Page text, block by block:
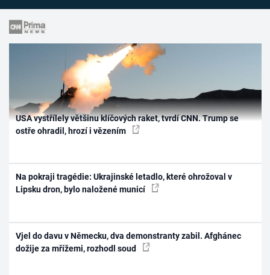
USA vystřílely většinu klíčových raket, tvrdí CNN. Trump se
ostře ohradil, hrozí i vězením
Na pokraji tragédie: Ukrajinské letadlo, které ohrožoval v
Lipsku dron, bylo naložené municí
Vjel do davu v Německu, dva demonstranty zabil. Afghánec
dožije za mřížemi, rozhodl soud